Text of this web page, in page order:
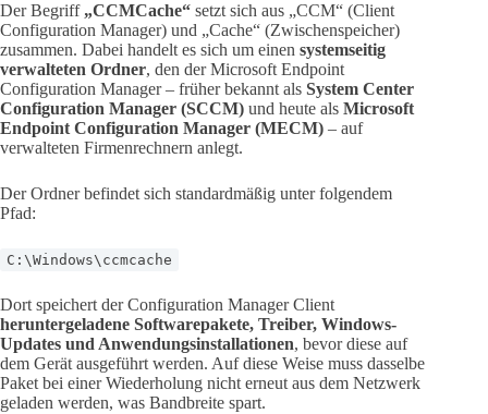
Der Begriff „CCMCache“ setzt sich aus „CCM“ (Client
Configuration Manager) und „Cache“ (Zwischenspeicher)
zusammen. Dabei handelt es sich um einen systemseitig
verwalteten Ordner, den der Microsoft Endpoint
Configuration Manager – früher bekannt als System Center
Configuration Manager (SCCM) und heute als Microsoft
Endpoint Configuration Manager (MECM) – auf
verwalteten Firmenrechnern anlegt.
Der Ordner befindet sich standardmäßig unter folgendem
Pfad:
C:\Windows\ccmcache
Dort speichert der Configuration Manager Client
heruntergeladene Softwarepakete, Treiber, Windows-
Updates und Anwendungsinstallationen, bevor diese auf
dem Gerät ausgeführt werden. Auf diese Weise muss dasselbe
Paket bei einer Wiederholung nicht erneut aus dem Netzwerk
geladen werden, was Bandbreite spart.